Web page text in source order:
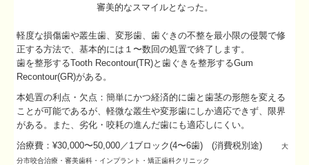
審美的なスマイルとなった。
軽度な損傷歯や叢生歯、変形歯、歯ぐきの不整を最小限の侵襲で修
正する方法で、基本的には１〜数回の処置で終了します。
歯を整形するTooth Recontour(TR)と歯ぐきを整形するGum
Recontour(GR)がある。
本処置の利点・欠点：簡単にかつ経済的に歯と歯茎の形態を変える
ことが可能であるが、軽微な叢生や変形歯にしか適応できず、限界
がある。また、劣化・咬耗の進んだ歯にも適応しにくい。
治療費：¥30,000〜50,000／1ブロック(4〜6歯) (消費税別途)大
分市咬合治療・審美歯科・インプラント・矯正歯科クリニック